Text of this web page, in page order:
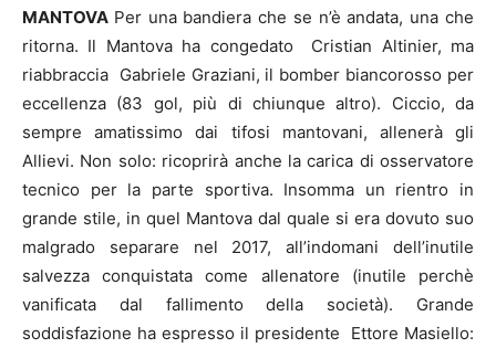
MANTOVA Per una bandiera che se n’è andata, una che
ritorna. Il Mantova ha congedato Cristian Altinier, ma
riabbraccia Gabriele Graziani, il bomber biancorosso per
eccellenza (83 gol, più di chiunque altro). Ciccio, da
sempre amatissimo dai tifosi mantovani, allenerà gli
Allievi. Non solo: ricoprirà anche la carica di osservatore
tecnico per la parte sportiva. Insomma un rientro in
grande stile, in quel Mantova dal quale si era dovuto suo
malgrado separare nel 2017, all’indomani dell’inutile
salvezza conquistata come allenatore (inutile perchè
vanificata dal fallimento della società). Grande
soddisfazione ha espresso il presidente Ettore Masiello: